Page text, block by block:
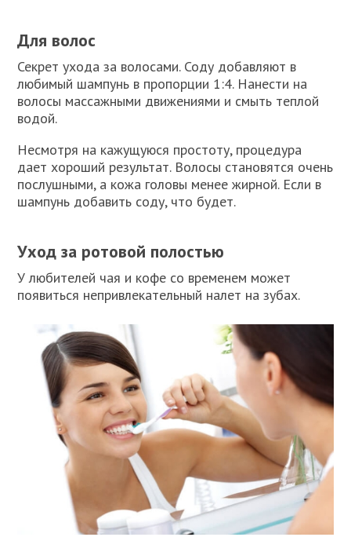
Для волос
Секрет ухода за волосами. Соду добавляют в
любимый шампунь в пропорции 1:4. Нанести на
волосы массажными движениями и смыть теплой
водой.
Несмотря на кажущуюся простоту, процедура
дает хороший результат. Волосы становятся очень
послушными, а кожа головы менее жирной. Если в
шампунь добавить соду, что будет.
Уход за ротовой полостью
У любителей чая и кофе со временем может
появиться непривлекательный налет на зубах.